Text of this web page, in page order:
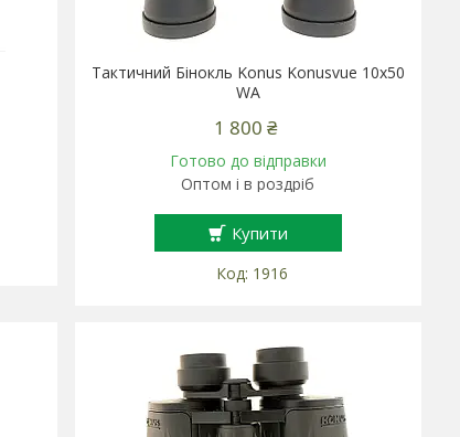
Тактичний Бінокль Konus Konusvue 10x50
WA
1 800 ₴
Готово до відправки
Оптом і в роздріб
Купити
1916